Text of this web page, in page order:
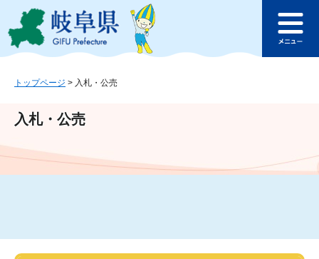
ジ
ュ
文
このページの本文へ
ュ
トップページ > 入札・公売
入札・公売